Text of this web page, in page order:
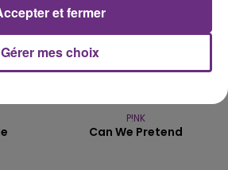
P!NK
Can We Pretend
Gérer mes choix
et fermer